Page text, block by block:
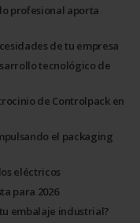
profesional aporta
de tu empresa
tecnológico de
de Controlpack en
el packaging
eléctricos
para 2026
embalaje industrial?